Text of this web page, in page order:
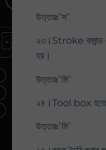
উত্তরঃ”স”
২৩।Stroke কমান্ড
হয়।
উত্তরঃ”মি”
২৪।Tool box হতে
উত্তরঃ”মি”